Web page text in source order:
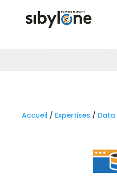
Accueil / Expertises / Data